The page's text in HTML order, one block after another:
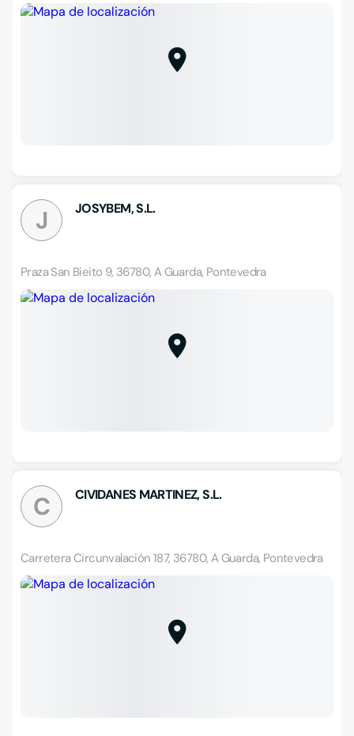
J JOSYBEM, S.L.
Praza San Bieito 9, 36780, A Guarda, Pontevedra
C CIVIDANES MARTINEZ, S.L.
Carretera Circunvalación 187, 36780, A Guarda, Pontevedra